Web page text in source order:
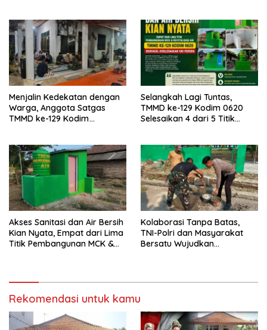
Cirebon
Cirebon
Menjalin Kedekatan dengan
Warga, Anggota Satgas
TMMD ke-129 Kodim
Sinergi dan Kebersamaan
Selangkah Lagi Tuntas,
TMMD ke-129 Kodim 0620
Selesaikan 4 dari 5 Titik
Masyarakat
Akses Sanitasi dan Air Bersih
Kian Nyata, Empat dari Lima
Titik Pembangunan MCK &
Kolaborasi Tanpa Batas,
TNI-Polri dan Masyarakat
Bersatu Wujudkan
Rekomendasi untuk kamu